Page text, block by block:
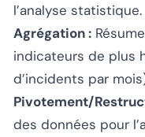
l’analyse statistique.
Agrégation :
indicateurs de plus
d’incidents par
Pivotement/
des données pour